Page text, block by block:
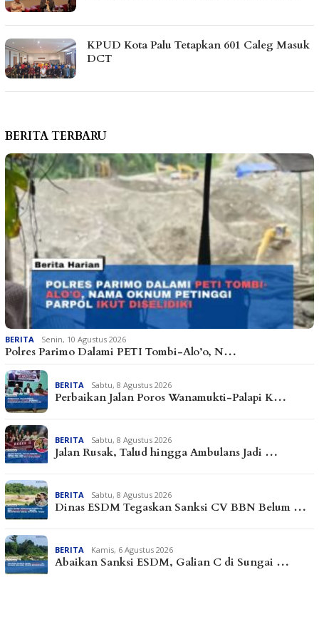
KPUD Kota Palu Tetapkan 601 Caleg Masuk
DCT
BERITA TERBARU
BERITA Senin, 10 Agustus 2026
Polres Parimo Dalami PETI Tombi-Alo’o, N…
BERITA Sabtu, 8 Agustus 2026
Perbaikan Jalan Poros Wanamukti-Palapi K…
BERITA Sabtu, 8 Agustus 2026
Jalan Rusak, Talud hingga Ambulans Jadi …
BERITA Sabtu, 8 Agustus 2026
Dinas ESDM Tegaskan Sanksi CV BBN Belum …
BERITA Kamis, 6 Agustus 2026
Abaikan Sanksi ESDM, Galian C di Sungai …